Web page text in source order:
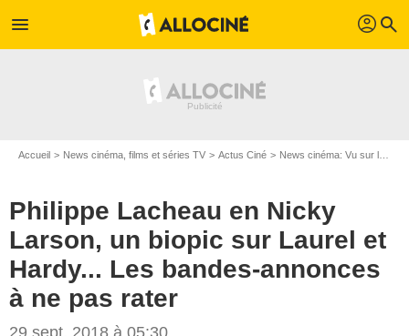
menu profil search
Accueil News cinéma, films et séries TV Actus Ciné News cinéma: Vu sur le web
Philippe Lacheau en Nicky
Larson, un biopic sur Laurel et
Hardy... Les bandes-annonces
à ne pas rater
29 sept. 2018 à 05:30